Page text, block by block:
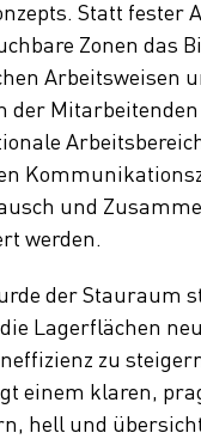
Statt fester
Zonen das
Arbeitsweisen
der
und
werden.
der Stauraum
Lagerflächen
zu
einem klaren,
hell und